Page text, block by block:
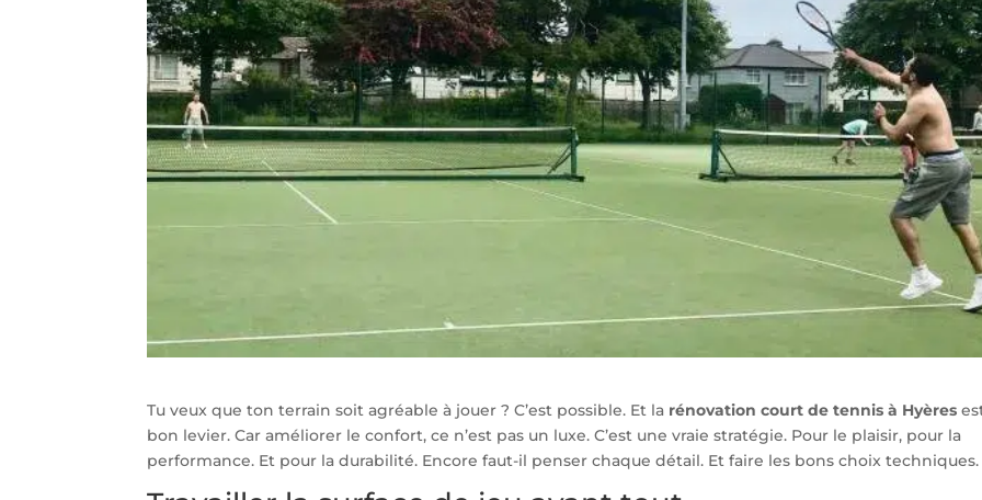
Tu veux que ton terrain soit agréable à jouer ? C’est possible. Et la rénovation court de tennis à Hyères
bon levier. Car améliorer le confort, ce n’est pas un luxe. C’est une vraie stratégie. Pour le plaisir, pour la
performance. Et pour la durabilité. Encore faut-il penser chaque détail. Et faire les bons choix techniques.